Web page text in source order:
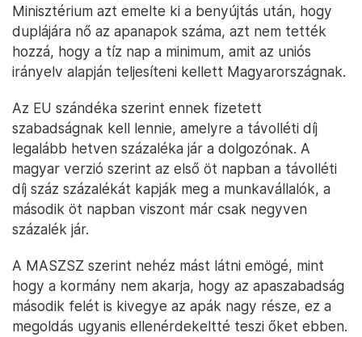
Minisztérium azt emelte ki a benyújtás után, hogy
duplájára nő az apanapok száma, azt nem tették
hozzá, hogy a tíz nap a minimum, amit az uniós
irányelv alapján teljesíteni kellett Magyarországnak.
Az EU szándéka szerint ennek fizetett
szabadságnak kell lennie, amelyre a távolléti díj
legalább hetven százaléka jár a dolgozónak. A
magyar verzió szerint az első öt napban a távolléti
díj száz százalékát kapják meg a munkavállalók, a
második öt napban viszont már csak negyven
százalék jár.
A MASZSZ szerint nehéz mást látni emögé, mint
hogy a kormány nem akarja, hogy az apaszabadság
második felét is kivegye az apák nagy része, ez a
megoldás ugyanis ellenérdekeltté teszi őket ebben.